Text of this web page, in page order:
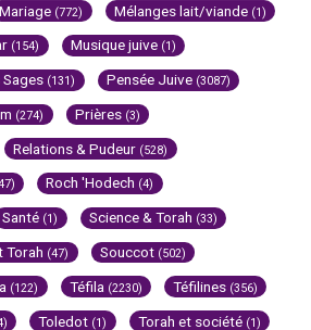
Mariage (772) Mélanges lait/viande (1)
(154) Musique juive (1)
Sages (131) Pensée Juive (3087)
(274) Prières (3)
Relations & Pudeur (528)
Roch 'Hodech (4)
Santé (1) Science & Torah (33)
Torah (47) Souccot (502)
(122) Téfila (2230) Téfilines (356)
Toledot (1) Torah et société (1)